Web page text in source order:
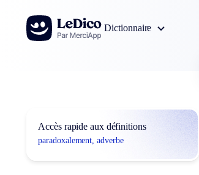
Aller au contenu
Dictionnaire
Accès rapide aux définitions
paradoxalement, adverbe